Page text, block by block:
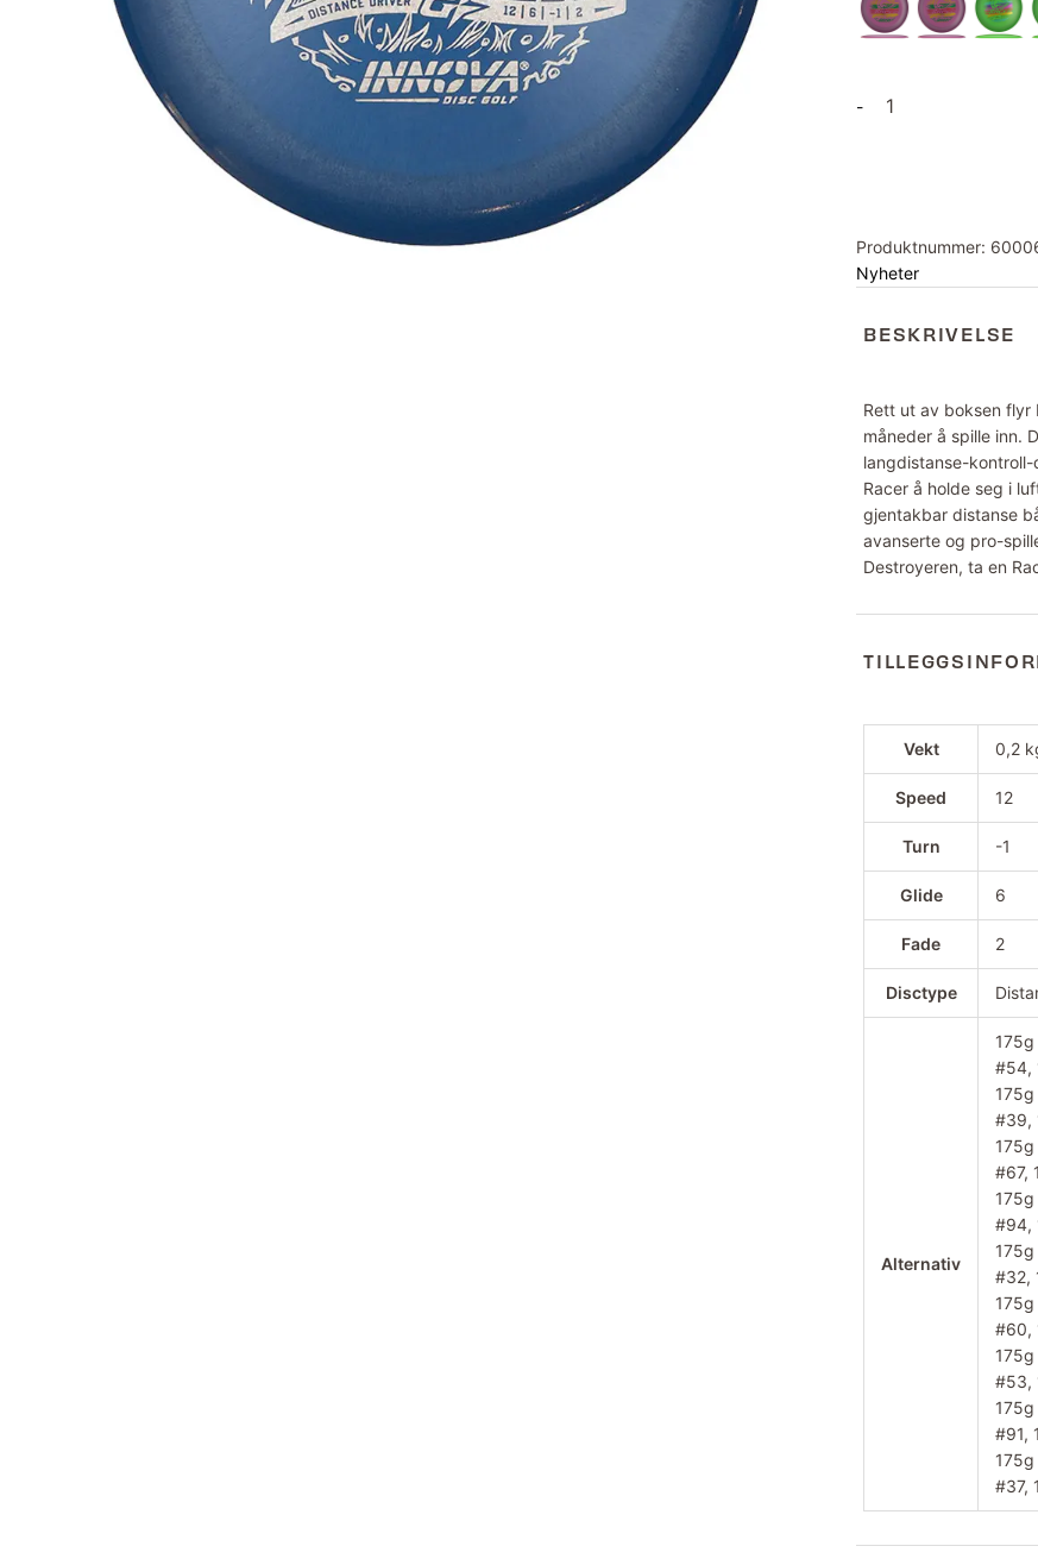
-
Star
Produktnummer:
Nyheter
BESKRIVELSE
Rett ut av boksen flyr
måneder å spille inn.
langdistanse-
Racer å holde seg i
gjentakbar distanse
avanserte og pro-
Destroyeren, ta en
Vekt 0,2
Speed 12
Turn -1
Glide 6
Fade 2
Disctype
Alternativ
#54,
#39,
#67,
#94,
#32,
#60,
#53,
#91,
#37,